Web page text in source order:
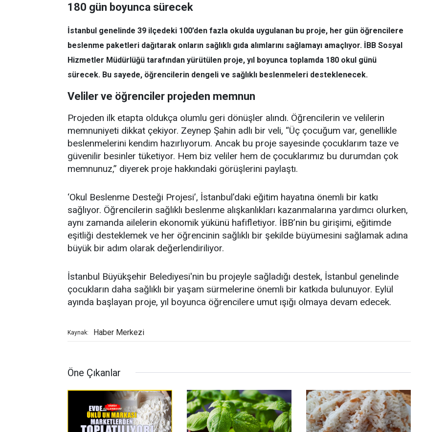
180 gün boyunca sürecek
İstanbul genelinde 39 ilçedeki 100’den fazla okulda uygulanan bu proje, her gün öğrencilere
beslenme paketleri dağıtarak onların sağlıklı gıda alımlarını sağlamayı amaçlıyor. İBB Sosyal
Hizmetler Müdürlüğü tarafından yürütülen proje, yıl boyunca toplamda 180 okul günü
sürecek. Bu sayede, öğrencilerin dengeli ve sağlıklı beslenmeleri desteklenecek.
Veliler ve öğrenciler projeden memnun
Projeden ilk etapta oldukça olumlu geri dönüşler alındı. Öğrencilerin ve velilerin
memnuniyeti dikkat çekiyor. Zeynep Şahin adlı bir veli, “Üç çocuğum var, genellikle
beslenmelerini kendim hazırlıyorum. Ancak bu proje sayesinde çocuklarım taze ve
güvenilir besinler tüketiyor. Hem biz veliler hem de çocuklarımız bu durumdan çok
memnunuz,” diyerek proje hakkındaki görüşlerini paylaştı.
‘Okul Beslenme Desteği Projesi’, İstanbul’daki eğitim hayatına önemli bir katkı
sağlıyor. Öğrencilerin sağlıklı beslenme alışkanlıkları kazanmalarına yardımcı olurken,
aynı zamanda ailelerin ekonomik yükünü hafifletiyor. İBB’nin bu girişimi, eğitimde
eşitliği desteklemek ve her öğrencinin sağlıklı bir şekilde büyümesini sağlamak adına
büyük bir adım olarak değerlendiriliyor.
İstanbul Büyükşehir Belediyesi'nin bu projeyle sağladığı destek, İstanbul genelinde
çocukların daha sağlıklı bir yaşam sürmelerine önemli bir katkıda bulunuyor. Eylül
ayında başlayan proje, yıl boyunca öğrencilere umut ışığı olmaya devam edecek.
Kaynak: Haber Merkezi
Öne Çıkanlar